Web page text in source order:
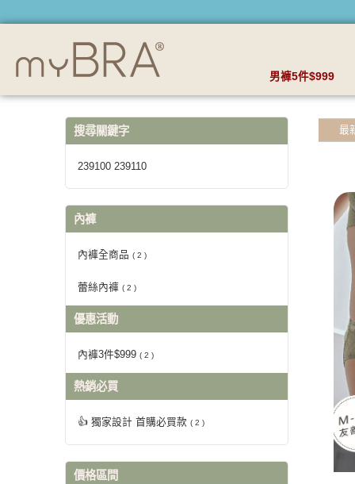
男褲5件$999
搜尋關鍵字
239100 239110
內褲
內褲全商品 ( 2 )
蕾絲內褲 ( 2 )
優惠活動
內褲3件$999 ( 2 )
熱銷必買
👍 獨家設計 首購必買款 ( 2 )
價格區間
最